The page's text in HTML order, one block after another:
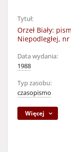
Tytuł:
Orzeł Biały:
Niepodległej, nr
Data wydania:
1988
Typ zasobu:
czasopismo
Więcej